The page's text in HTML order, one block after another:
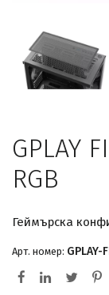
GPLAY
RGB
Геймърска
Арт. номер: GPLAY-